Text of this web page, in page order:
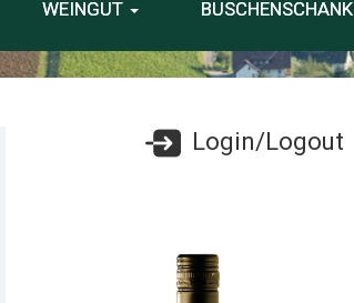
WEINGUT BUSCHENSCHANK
Login/Logout